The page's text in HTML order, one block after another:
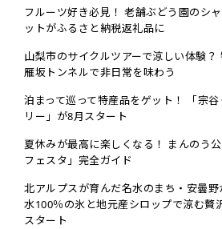
フルーツ好き必見！ 老舗ぶどう園のシ
ットがふるさと納税返礼品に
山梨市のサイクルツアーで涼しい体験？
雁坂トンネルで非日常を味わう
泊まって巡って特産品をゲット！ 「宗
リー」が8月スタート
夏休みが最高に楽しくなる！ まんのう
フェスタ」完全ガイド
北アルプスが育んだ名水のまち・安曇
水100％の氷と地元産シロップで涼む贅
スタート